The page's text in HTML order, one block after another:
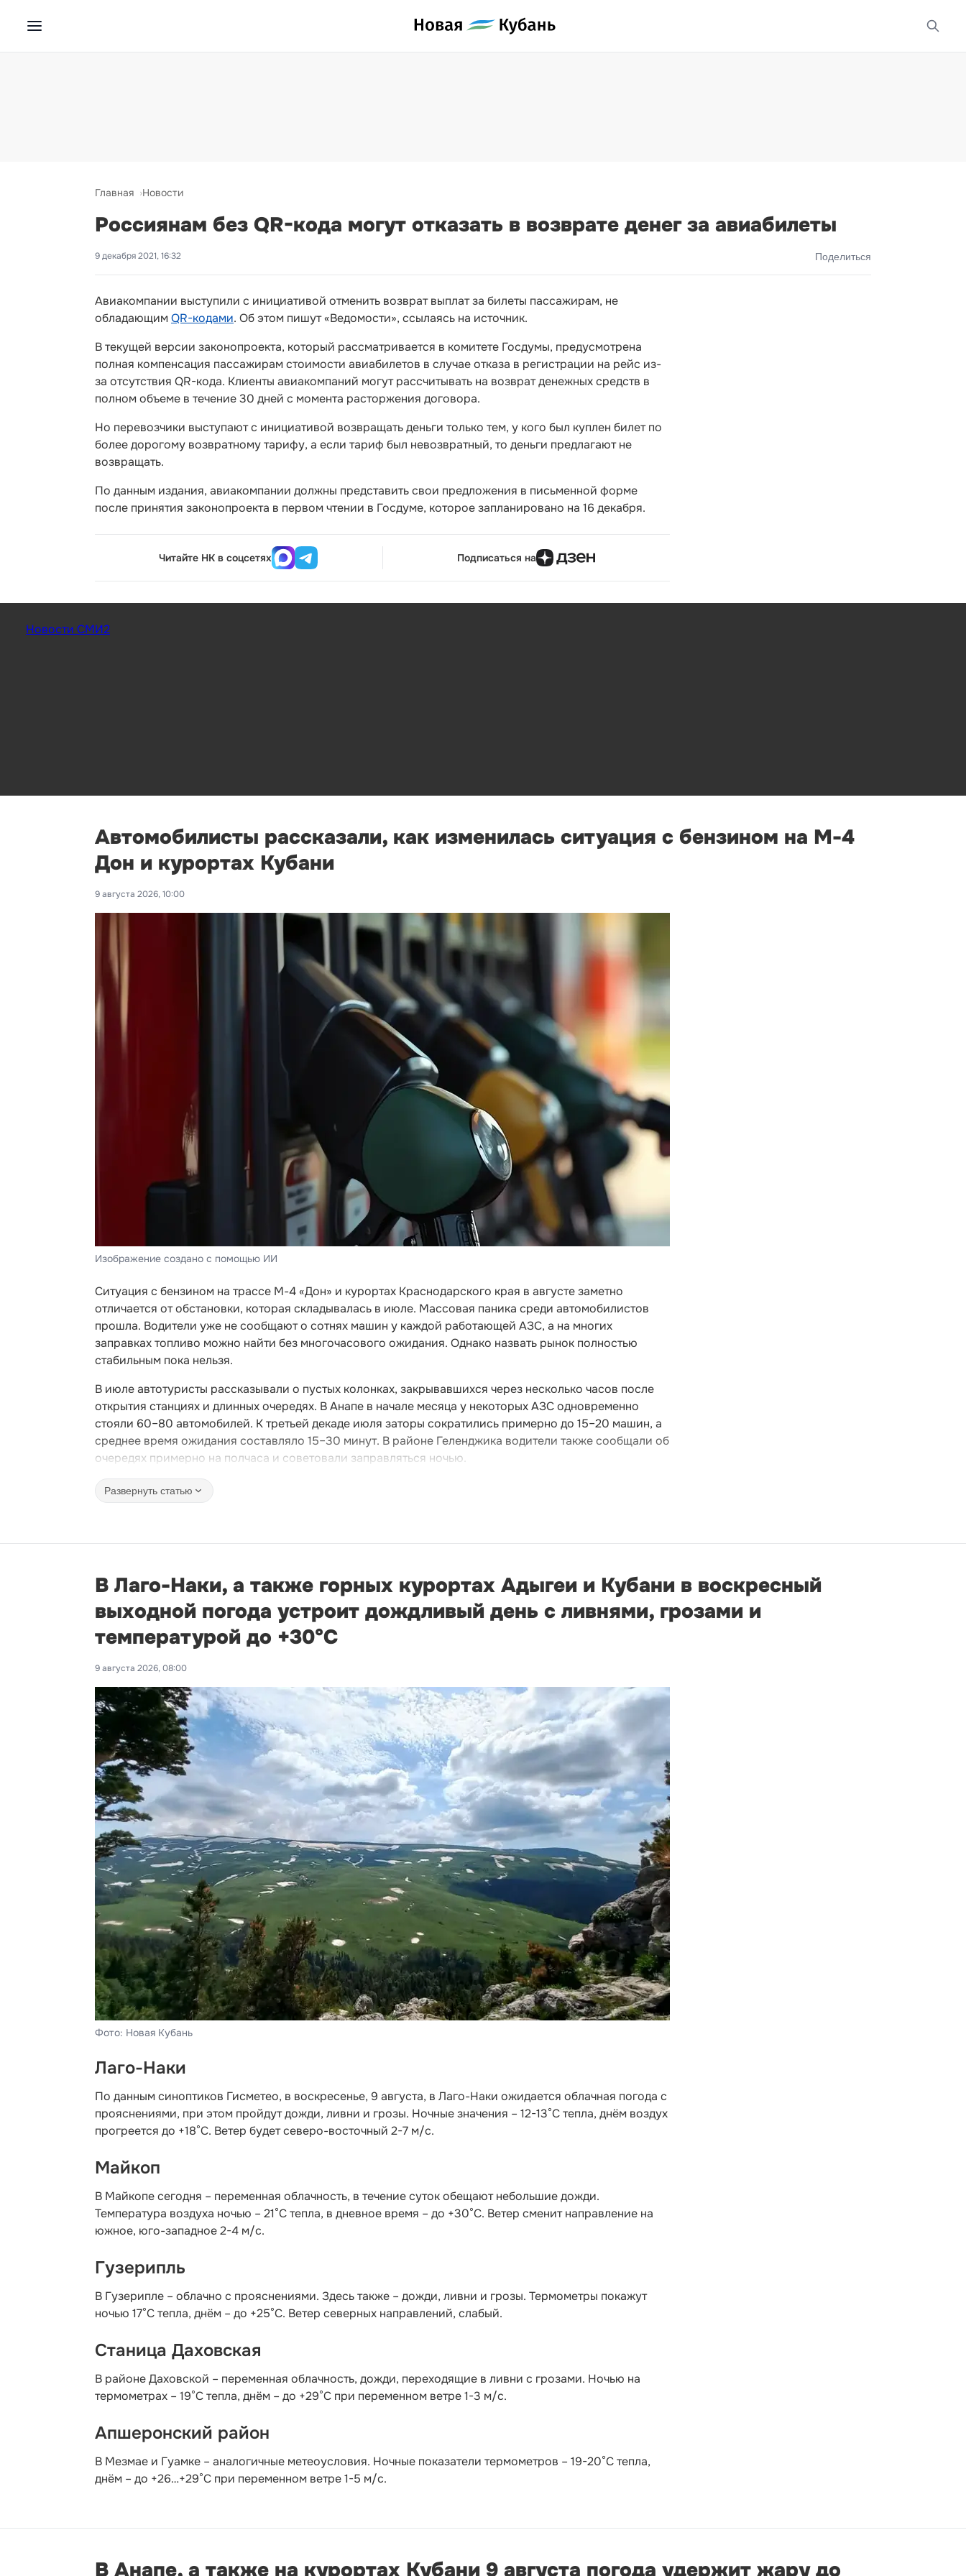
Главная Новости
Россиянам без QR-кода могут отказать в возврате денег за авиабилеты
9 декабря 2021, 16:32 Поделиться
Авиакомпании выступили с инициативой отменить возврат выплат за билеты пассажирам, не
обладающим QR-кодами. Об этом пишут «Ведомости», ссылаясь на источник.
В текущей версии законопроекта, который рассматривается в комитете Госдумы, предусмотрена
полная компенсация пассажирам стоимости авиабилетов в случае отказа в регистрации на рейс из-
за отсутствия QR-кода. Клиенты авиакомпаний могут рассчитывать на возврат денежных средств в
полном объеме в течение 30 дней с момента расторжения договора.
Но перевозчики выступают с инициативой возвращать деньги только тем, у кого был куплен билет по
более дорогому возвратному тарифу, а если тариф был невозвратный, то деньги предлагают не
возвращать.
По данным издания, авиакомпании должны представить свои предложения в письменной форме
после принятия законопроекта в первом чтении в Госдуме, которое запланировано на 16 декабря.
Читайте НК в соцсетях Подписаться на
Новости СМИ2
Автомобилисты рассказали, как изменилась ситуация с бензином на М-4
Дон и курортах Кубани
9 августа 2026, 10:00
Изображение создано с помощью ИИ
Ситуация с бензином на трассе М-4 «Дон» и курортах Краснодарского края в августе заметно
отличается от обстановки, которая складывалась в июле. Массовая паника среди автомобилистов
прошла. Водители уже не сообщают о сотнях машин у каждой работающей АЗС, а на многих
заправках топливо можно найти без многочасового ожидания. Однако назвать рынок полностью
стабильным пока нельзя.
В июле автотуристы рассказывали о пустых колонках, закрывавшихся через несколько часов после
открытия станциях и длинных очередях. В Анапе в начале месяца у некоторых АЗС одновременно
стояли 60–80 автомобилей. К третьей декаде июля заторы сократились примерно до 15–20 машин, а
среднее время ожидания составляло 15–30 минут. В районе Геленджика водители также сообщали об
очередях примерно на полчаса и советовали заправляться ночью.
Развернуть статью
В Лаго-Наки, а также горных курортах Адыгеи и Кубани в воскресный
выходной погода устроит дождливый день с ливнями, грозами и
температурой до +30°С
9 августа 2026, 08:00
Фото: Новая Кубань
Лаго-Наки
По данным синоптиков Гисметео, в воскресенье, 9 августа, в Лаго-Наки ожидается облачная погода с
прояснениями, при этом пройдут дожди, ливни и грозы. Ночные значения – 12-13°С тепла, днём воздух
прогреется до +18°С. Ветер будет северо-восточный 2-7 м/с.
Майкоп
В Майкопе сегодня – переменная облачность, в течение суток обещают небольшие дожди.
Температура воздуха ночью – 21°С тепла, в дневное время – до +30°С. Ветер сменит направление на
южное, юго-западное 2-4 м/с.
Гузерипль
В Гузерипле – облачно с прояснениями. Здесь также – дожди, ливни и грозы. Термометры покажут
ночью 17°С тепла, днём – до +25°С. Ветер северных направлений, слабый.
Станица Даховская
В районе Даховской – переменная облачность, дожди, переходящие в ливни с грозами. Ночью на
термометрах – 19°C тепла, днём – до +29°C при переменном ветре 1-3 м/с.
Апшеронский район
В Мезмае и Гуамке – аналогичные метеоусловия. Ночные показатели термометров – 19-20°С тепла,
днём – до +26…+29°С при переменном ветре 1-5 м/с.
В Анапе, а также на курортах Кубани 9 августа погода удержит жару до